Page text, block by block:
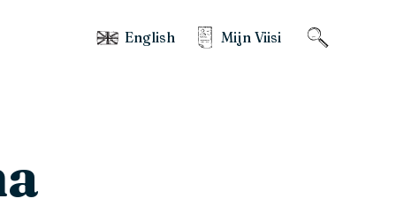
English Mijn Viisi